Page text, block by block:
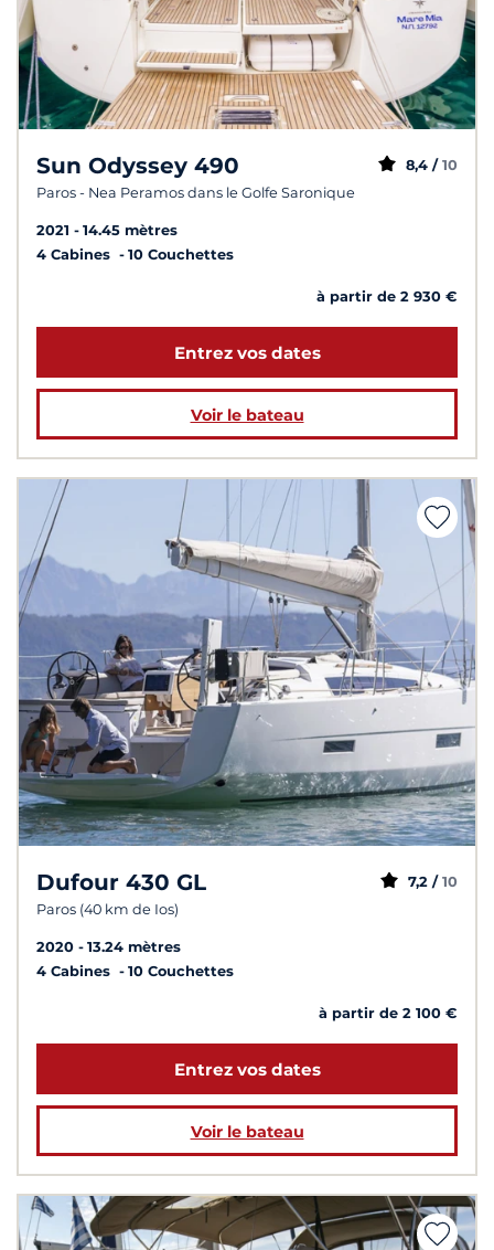
Sun Odyssey 490
Paros - Nea Peramos dans le Golfe Saronique
8,4 / 10
2021
14.45 mètres
4 Cabines
10 Couchettes
à partir de 2 930 €
Entrez vos dates
Voir le bateau
Dufour 430 GL
Paros (40 km de Ios)
7,2 / 10
2020
13.24 mètres
4 Cabines
10 Couchettes
à partir de 2 100 €
Entrez vos dates
Voir le bateau